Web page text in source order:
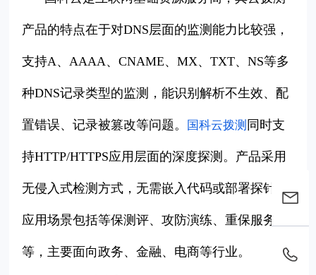
产品的特点在于对DNS层面的监测能力比较强，
支持A、AAAA、CNAME、MX、TXT、NS等多
种DNS记录类型的监测，能识别解析不生效、配
置错误、记录被篡改等问题。 国科云拨测 同时支
持HTTP/HTTPS应用层面的深度探测。产品采用
无侵入式检测方式，无需嵌入代码或部署探针。
应用场景包括等保测评、攻防演练、重保服务
等，主要面向政务、金融、电商等行业。